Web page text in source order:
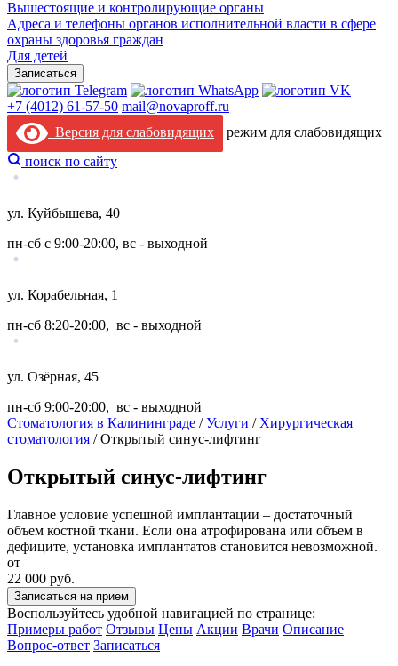
Вышестоящие и контролирующие органы
Адреса и телефоны органов исполнительной власти в сфере
охраны здоровья граждан
Для детей
Записаться
+7 (4012) 61-57-50 mail@novaproff.ru
Версия для слабовидящих
режим для слабовидящих
поиск по сайту
ул. Куйбышева, 40
пн-сб с 9:00-20:00, вс - выходной
ул. Корабельная, 1
пн-сб 8:20-20:00, вс - выходной
ул. Озёрная, 45
пн-сб 9:00-20:00, вс - выходной
Стоматология в Калининграде /Услуги / Хирургическая
стоматология /Открытый синус-лифтинг
Открытый синус-лифтинг
Главное условие успешной имплантации – достаточный
объем костной ткани. Если она атрофирована или объем в
дефиците, установка имплантатов становится невозможной.
от
22 000 руб.
Записаться на прием
Воспользуйтесь удобной навигацией по странице:
Примеры работ Отзывы Цены Акции Врачи Описание
Вопрос-ответ Записаться